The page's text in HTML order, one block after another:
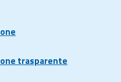
trasparente